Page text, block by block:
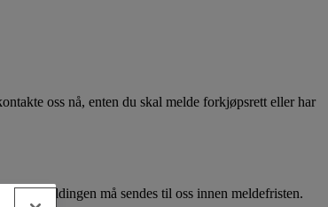
oss nå, enten du skal melde forkjøpsrett eller har
Meldingen må sendes til oss innen meldefristen.